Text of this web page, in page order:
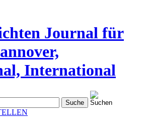
Journal für
International